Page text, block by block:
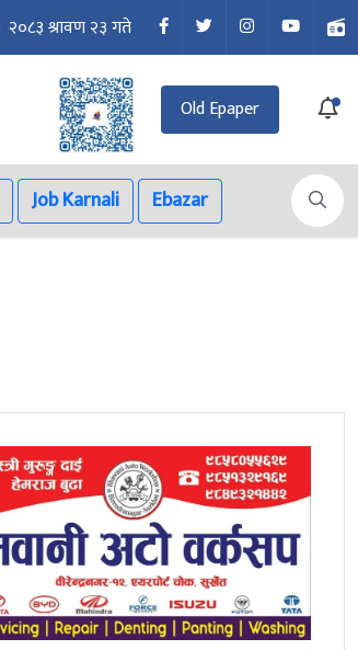
२०८३ श्रावण २३ गते
Old Epaper
Job Karnali Ebazar